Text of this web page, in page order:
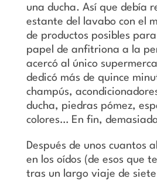
una ducha. Así que debía
estante del lavabo con el
de productos posibles
papel de anfitriona a la
acercó al único
dedicó más de quince
champús,
ducha, piedras pómez,
colores… En fin,
Después de unos cuantos
en los oídos (de esos que
tras un largo viaje de